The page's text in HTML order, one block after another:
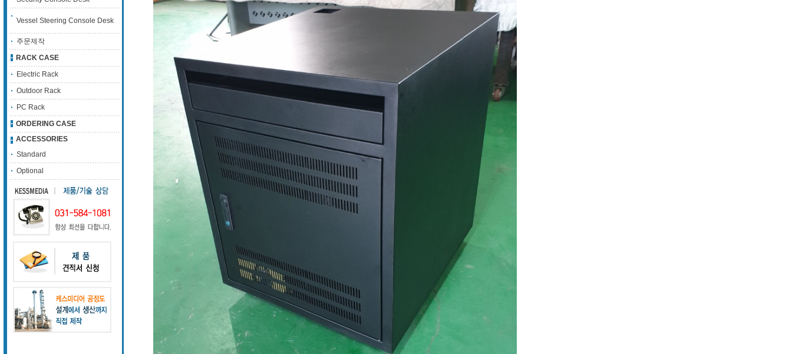
Vessel Steering Console Desk
주문제작
RACK CASE
Electric Rack
Outdoor Rack
PC Rack
ORDERING CASE
ACCESSORIES
Standard
Optional